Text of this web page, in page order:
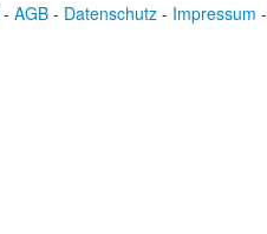
- AGB - Datenschutz - Impressum -